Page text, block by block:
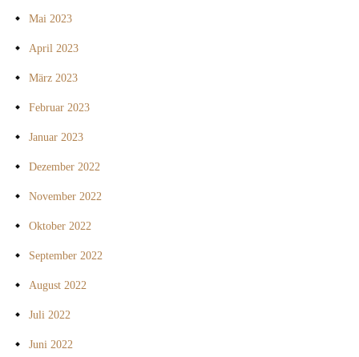
Mai 2023
April 2023
März 2023
Februar 2023
Januar 2023
Dezember 2022
November 2022
Oktober 2022
September 2022
August 2022
Juli 2022
Juni 2022